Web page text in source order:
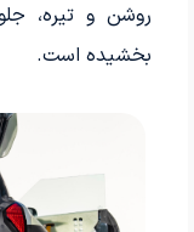
روشن و تیره،
بخشیده است.